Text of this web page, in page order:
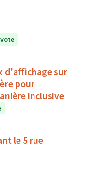
d'affichage sur
pour
inclusive
le 5 rue